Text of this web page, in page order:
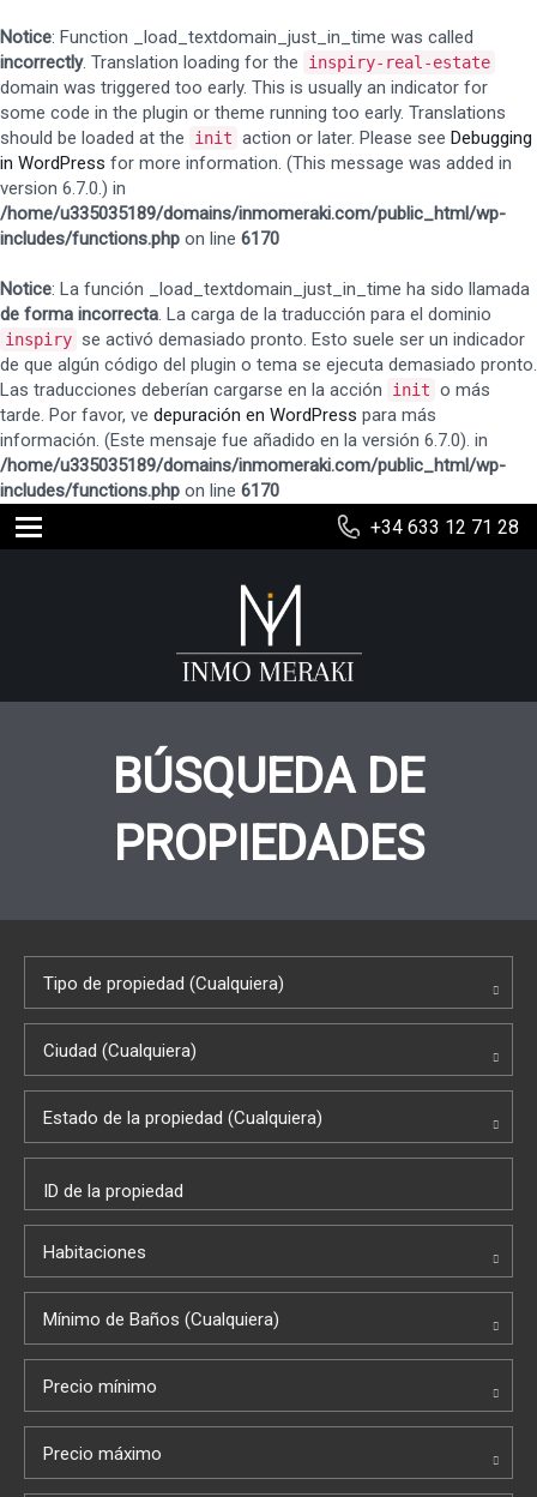
Notice: Function _load_textdomain_just_in_time was called
incorrectly. Translation loading for the inspiry-real-estate
domain was triggered too early. This is usually an indicator for
some code in the plugin or theme running too early. Translations
should be loaded at the
init action or later. Please see Debugging
in WordPress for more information. (This message was added in
version 6.7.0.) in
/home/u335035189/domains/inmomeraki.com/public_html/wp-
includes/functions.php on line 6170
Notice: La función _load_textdomain_just_in_time ha sido llamada
de forma incorrecta. La carga de la traducción para el dominio
inspiry se activó demasiado pronto. Esto suele ser un indicador
de que algún código del plugin o tema se ejecuta demasiado pronto.
Las traducciones deberían cargarse en la acción
init o más
tarde. Por favor, ve depuración en WordPress para más
información. (Este mensaje fue añadido en la versión 6.7.0). in
/home/u335035189/domains/inmomeraki.com/public_html/wp-
includes/functions.php on line 6170
+34 633 12 71 28
BÚSQUEDA DE
PROPIEDADES
Tipo de propiedad (Cualquiera)
Ciudad (Cualquiera)
Estado de la propiedad (Cualquiera)
Habitaciones
Mínimo de Baños (Cualquiera)
Precio mínimo
Precio máximo